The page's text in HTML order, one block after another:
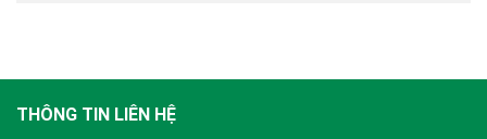
THÔNG TIN LIÊN HỆ